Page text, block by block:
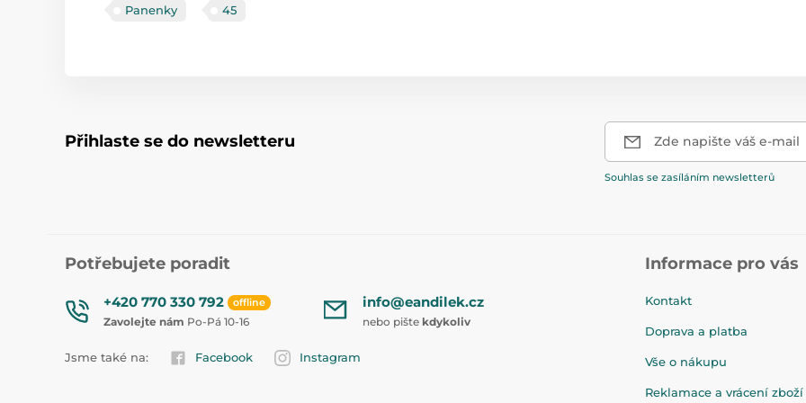
Panenky 45
Přihlaste se do newsletteru Zde napište váš e-mail
Souhlas se zasíláním newsletterů
Potřebujete poradit
+420 770 330 792 offline
Zavolejte nám Po-Pá 10-16
info@eandilek.cz
nebo pište kdykoliv
Jsme také na: Facebook Instagram
Informace pro vás
Kontakt
Doprava a platba
Vše o nákupu
Reklamace a vrácení zboží